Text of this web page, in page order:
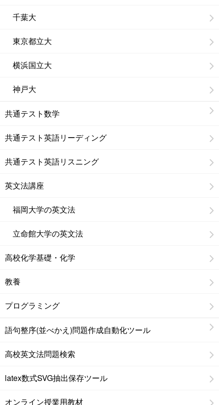
千葉大
東京都立大
横浜国立大
神戸大
共通テスト数学
共通テスト英語リーディング
共通テスト英語リスニング
英文法講座
福岡大学の英文法
立命館大学の英文法
高校化学基礎・化学
教養
プログラミング
語句整序(並べかえ)問題作成自動化ツール
高校英文法問題検索
latex数式SVG抽出保存ツール
オンライン授業用教材